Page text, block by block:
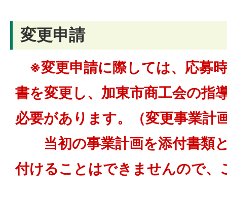
変更申請
※変更申請に際しては、応募
書を変更し、加東市商工会の指
必要があります。（変更事業計
当初の事業計画を添付書類
付けることはできませんので、